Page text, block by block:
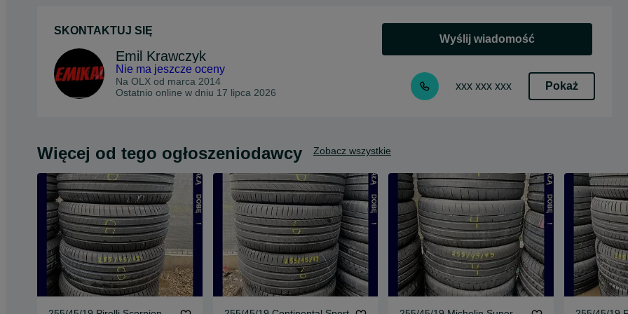
SKONTAKTUJ SIĘ
Emil Krawczyk
Nie ma jeszcze oceny
Na OLX od marca 2014
Ostatnio online w dniu 17 lipca 2026
Wyślij wiadomość
xxx xxx xxx Pokaż
Więcej od tego ogłoszeniodawcy Zobacz wszystkie